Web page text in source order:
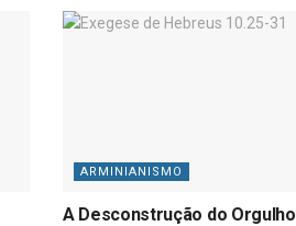
ARMINIANISMO
A Desconstrução do Orgulho